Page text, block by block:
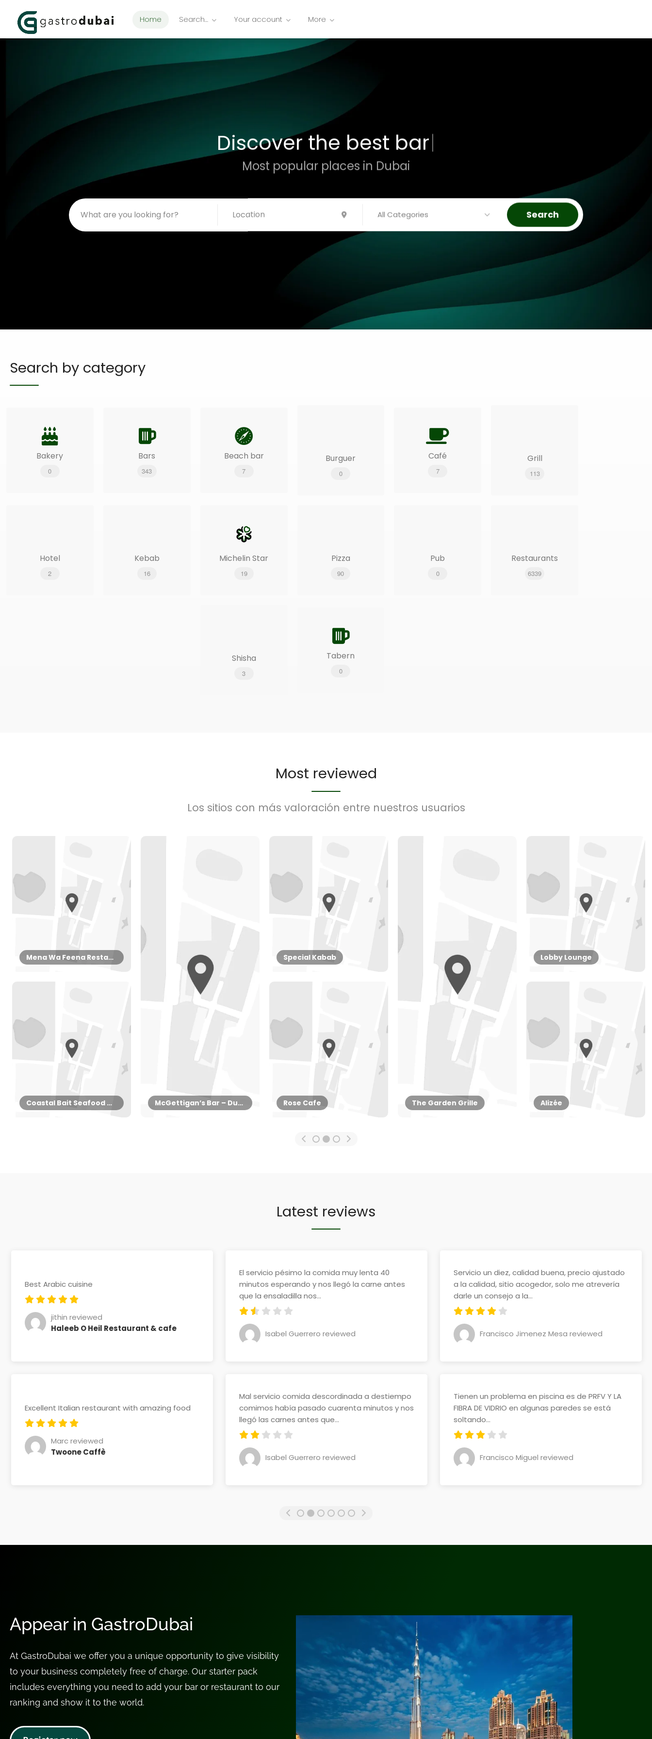
Home Search… Your account More
Discover the bestrestauran
Most popular places in Dubai
All Categories Search
Search by category
Bakery
0
Bars
343
Beach bar
7
Burguer
0
Café
7
Grill
113
Hotel
2
Kebab
16
Michelin Star
19
Pizza
90
Pub
0
Restaurants
6339
Shisha
3
Tabern
0
Most reviewed
Los sitios con más valoración entre nuestros usuarios
Mena Wa Feena Restaurant
Coastal Bait Seafood MultiCuisine McGettigan’s Bar – Dubai
Special Kabab
Rose Cafe The Garden Grille
Lobby Lounge
Alizée
Latest reviews
Best Arabic cuisine
jithin reviewed
Haleeb O Heil Restaurant & cafe
Excellent Italian restaurant with amazing food
Marc reviewed
Twoone Caffè
El servicio pésimo la comida muy lenta 40
minutos esperando y nos llegó la carne antes
que la ensaladilla nos...
Isabel Guerrero reviewed
Mal servicio comida descordinada a destiempo
comimos había pasado cuarenta minutos y nos
llegó las carnes antes que...
Isabel Guerrero reviewed
Servicio un diez, calidad buena, precio ajustado
a la calidad, sitio acogedor, solo me atrevería
darle un consejo a la...
Francisco Jimenez Mesa reviewed
Tienen un problema en piscina es de PRFV Y LA
FIBRA DE VIDRIO en algunas paredes se está
soltando...
Francisco Miguel reviewed
Appear in GastroDubai
At GastroDubai we offer you a unique opportunity to give visibility
to your business completely free of charge. Our starter pack
includes everything you need to add your bar or restaurant to our
ranking and show it to the world.